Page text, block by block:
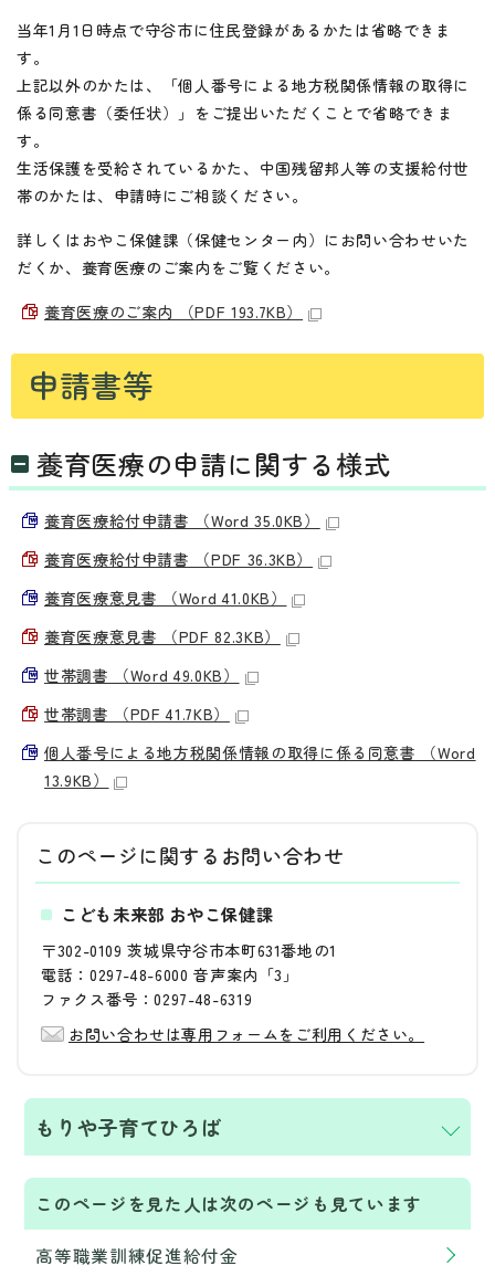
当年1月1日時点で守谷市に住民登録があるかたは省略できま
す。
上記以外のかたは、「個人番号による地方税関係情報の取得に
係る同意書（委任状）」をご提出いただくことで省略できま
す。
生活保護を受給されているかた、中国残留邦人等の支援給付世
帯のかたは、申請時にご相談ください。
詳しくはおやこ保健課（保健センター内）にお問い合わせいた
だくか、養育医療のご案内をご覧ください。
養育医療のご案内 （PDF 193.7KB）
申請書等
養育医療の申請に関する様式
養育医療給付申請書 （Word 35.0KB）
養育医療給付申請書 （PDF 36.3KB）
養育医療意見書 （Word 41.0KB）
養育医療意見書 （PDF 82.3KB）
世帯調書 （Word 49.0KB）
世帯調書 （PDF 41.7KB）
個人番号による地方税関係情報の取得に係る同意書 （Word
13.9KB）
このページに関する お問い合わせ
こども未来部 おやこ保健課
〒302-0109 茨城県守谷市本町631番地の1
電話：0297-48-6000 音声案内「3」
ファクス番号：0297-48-6319
お問い合わせは専用フォームをご利用ください。
もりや子育てひろば
このページを見た人は次のページも見ています
高等職業訓練促進給付金